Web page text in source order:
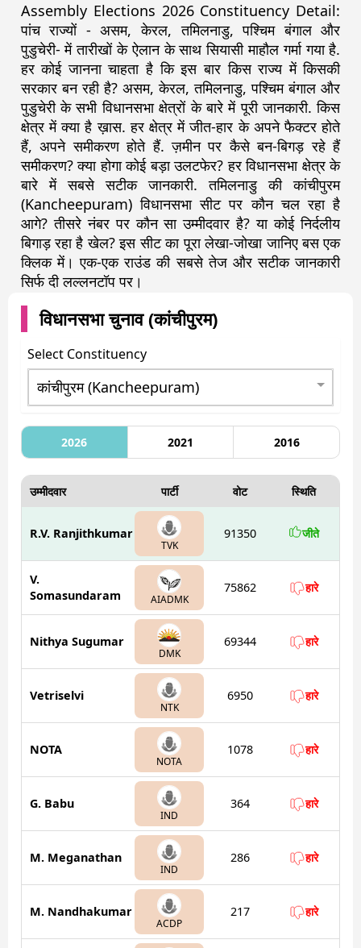
Assembly Elections 2026 Constituency Detail:
पांच राज्यों - असम, केरल, तमिलनाडु, पश्चिम बंगाल और
पुडुचेरी- में तारीखों के ऐलान के साथ सियासी माहौल गर्मा गया है.
हर कोई जानना चाहता है कि इस बार किस राज्य में किसकी
सरकार बन रही है? असम, केरल, तमिलनाडु, पश्चिम बंगाल और
पुडुचेरी के सभी विधानसभा क्षेत्रों के बारे में पूरी जानकारी. किस
क्षेत्र में क्या है ख़ास. हर क्षेत्र में जीत-हार के अपने फैक्टर होते
हैं, अपने समीकरण होते हैं. ज़मीन पर कैसे बन-बिगड़ रहे हैं
समीकरण? क्या होगा कोई बड़ा उलटफेर? हर विधानसभा क्षेत्र के
बारे में सबसे सटीक जानकारी. तमिलनाडु की कांचीपुरम
(Kancheepuram) विधानसभा सीट पर कौन चल रहा है
आगे? तीसरे नंबर पर कौन सा उम्मीदवार है? या कोई निर्दलीय
बिगाड़ रहा है खेल? इस सीट का पूरा लेखा-जोखा जानिए बस एक
क्लिक में। एक-एक राउंड की सबसे तेज और सटीक जानकारी
सिर्फ दी लल्लनटॉप पर।
विधानसभा चुनाव (कांचीपुरम)
Select Constituency
2026 2021 2016
उम्मीदवार पार्टी वोट स्थिति
R.V. Ranjithkumar
TVK
91350 जीते
V.
Somasundaram
AIADMK
75862 हारे
Nithya Sugumar
DMK
69344 हारे
Vetriselvi
NTK
6950 हारे
NOTA
NOTA
1078 हारे
G. Babu
IND
364 हारे
M. Meganathan
IND
286 हारे
M. Nandhakumar
ACDP
217 हारे